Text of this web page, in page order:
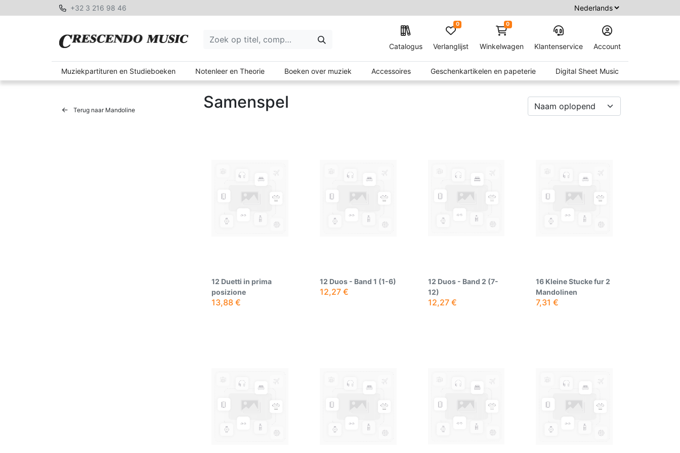
+32 3 216 98 46
Catalogus Verlanglijst
0 0
Winkelwagen Klantenservice Account
Muziekpartituren en Studieboeken Notenleer en Theorie Boeken over muziek Accessoires Geschenkartikelen en papeterie Digital Sheet Music
Terug naar Mandoline Samenspel
12 Duetti in prima
posizione
13,88 €
12 Duos - Band 1 (1-6)
12,27€
12 Duos - Band 2 (7-
12)
12,27€
16 Kleine Stucke fur 2
Mandolinen
7,31 €